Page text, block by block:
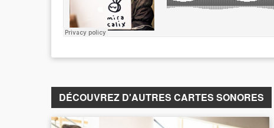
DÉCOUVREZ D'AUTRES CARTES SONORES